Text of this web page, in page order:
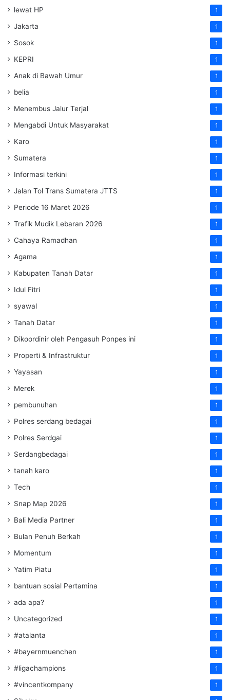
lewat HP 1
Jakarta 1
Sosok 1
KEPRI 1
Anak di Bawah Umur 1
belia 1
Menembus Jalur Terjal 1
Mengabdi Untuk Masyarakat 1
Karo 1
Sumatera 1
Informasi terkini 1
Jalan Tol Trans Sumatera JTTS 1
Periode 16 Maret 2026 1
Trafik Mudik Lebaran 2026 1
Cahaya Ramadhan 1
Agama 1
Kabupaten Tanah Datar 1
Idul Fitri 1
syawal 1
Tanah Datar 1
Dikoordinir oleh Pengasuh Ponpes ini 1
Properti & Infrastruktur 1
Yayasan 1
Merek 1
pembunuhan 1
Polres serdang bedagai 1
Polres Serdgai 1
Serdangbedagai 1
tanah karo 1
Tech 1
Snap Map 2026 1
Bali Media Partner 1
Bulan Penuh Berkah 1
Momentum 1
Yatim Piatu 1
bantuan sosial Pertamina 1
ada apa? 1
Uncategorized 1
#atalanta 1
#bayernmuenchen 1
#ligachampions 1
#vincentkompany 1